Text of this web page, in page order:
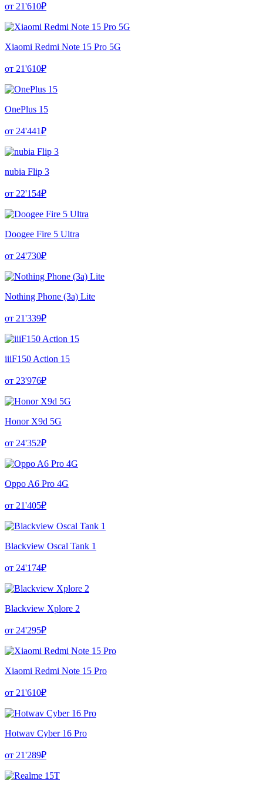
от 21'610₽
Xiaomi Redmi Note 15 Pro 5G
от 21'610₽
OnePlus 15
от 24'441₽
nubia Flip 3
от 22'154₽
Doogee Fire 5 Ultra
от 24'730₽
Nothing Phone (3a) Lite
от 21'339₽
iiiF150 Action 15
от 23'976₽
Honor X9d 5G
от 24'352₽
Oppo A6 Pro 4G
от 21'405₽
Blackview Oscal Tank 1
от 24'174₽
Blackview Xplore 2
от 24'295₽
Xiaomi Redmi Note 15 Pro
от 21'610₽
Hotwav Cyber 16 Pro
от 21'289₽